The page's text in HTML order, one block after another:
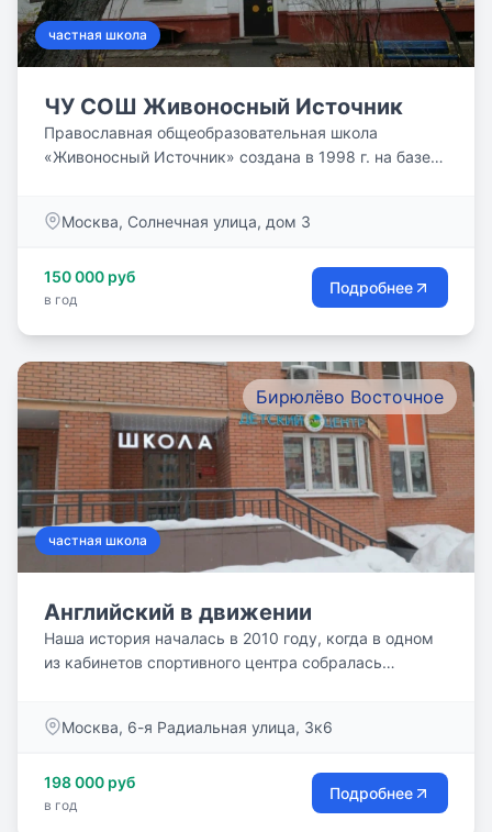
частная школа
ЧУ СОШ Живоносный Источник
Православная общеобразовательная школа
«Живоносный Источник» создана в 1998 г. на базе
Москва, Солнечная улица, дом 3
150 000 руб
в год
Подробнее
Бирюлёво Восточное
частная школа
Английский в движении
Наша история началась в 2010 году, когда в одном
из кабинетов спортивного центра собралась
Москва, 6-я Радиальная улица, 3к6
198 000 руб
в год
Подробнее